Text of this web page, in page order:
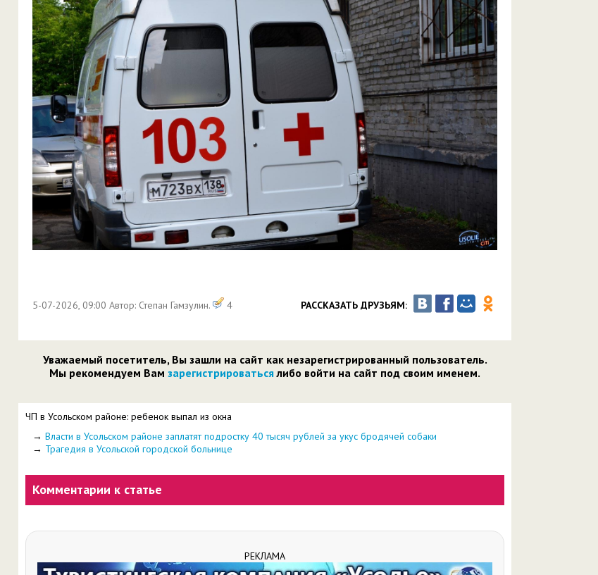
5-07-2026, 09:00 Автор: Степан Гамзулин. 4 РАССКАЗАТЬ ДРУЗЬЯМ:
Уважаемый посетитель, Вы зашли на сайт как незарегистрированный пользователь.
Мы рекомендуем Вам зарегистрироватьсялибо войти на сайт под своим именем.
ЧП в Усольском районе: ребенок выпал из окна
→ Власти в Усольском районе заплатят подростку 40 тысяч рублей за укус бродячей собаки
→ Трагедия в Усольской городской больнице
Комментарии к статье
РЕКЛАМА